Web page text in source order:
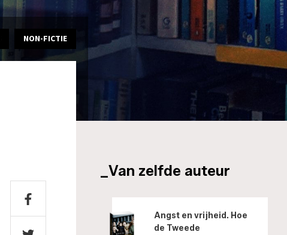
NON-FICTIE
_Van zelfde auteur
Angst en vrijheid. Hoe
de Tweede